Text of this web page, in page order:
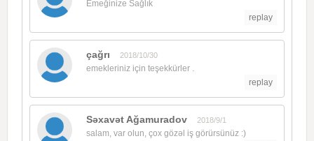
Emeğinize Sağlık
replay
çağrı 2018/10/30
emekleriniz için teşekkürler .
replay
Səxavət Ağamuradov 2018/9/1
salam, var olun, çox gözəl iş görürsünüz :)